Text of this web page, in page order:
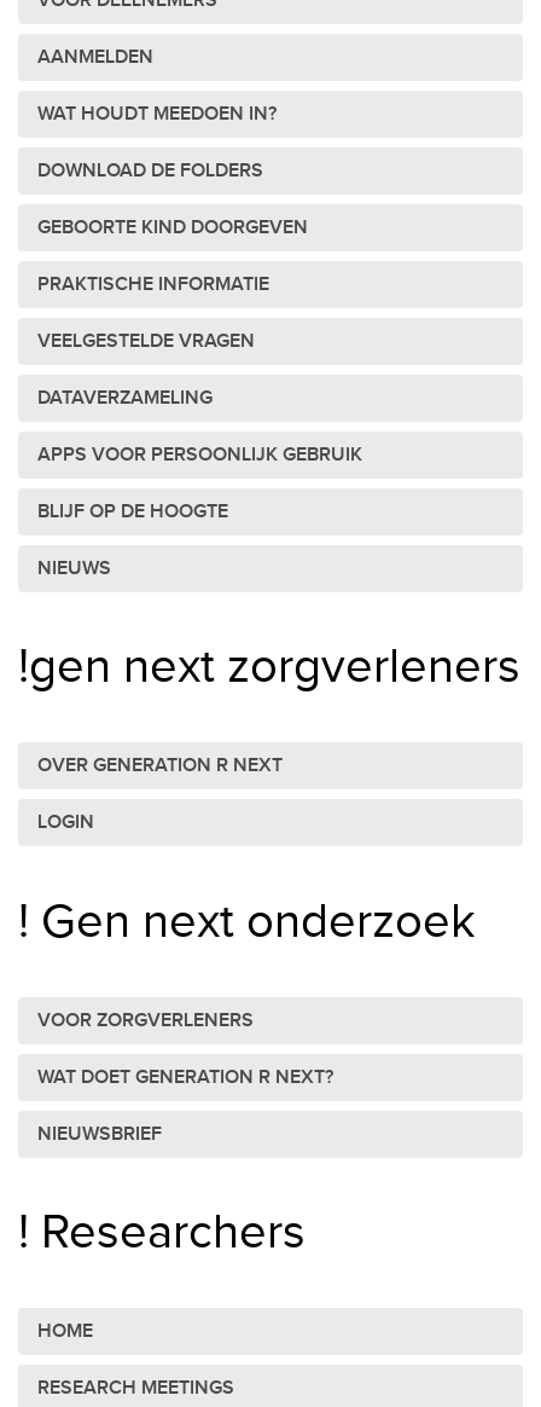
AANMELDEN
WAT HOUDT MEEDOEN IN?
DOWNLOAD DE FOLDERS
GEBOORTE KIND DOORGEVEN
PRAKTISCHE INFORMATIE
VEELGESTELDE VRAGEN
DATAVERZAMELING
APPS VOOR PERSOONLIJK GEBRUIK
BLIJF OP DE HOOGTE
NIEUWS
!gen next zorgverleners
OVER GENERATION R NEXT
LOGIN
! Gen next onderzoek
VOOR ZORGVERLENERS
WAT DOET GENERATION R NEXT?
NIEUWSBRIEF
! Researchers
HOME
RESEARCH MEETINGS